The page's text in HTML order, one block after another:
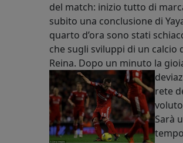
del match: inizio tutto di
subito una conclusione di
quarto d’ora sono stati
che sugli sviluppi di un calcio
Reina. Dopo un minuto la
rete
Sarà